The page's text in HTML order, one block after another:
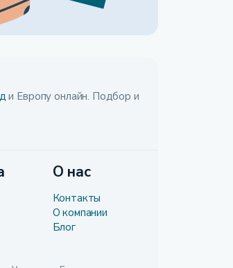
и Европу онлайн. Подбор и
О нас
Контакты
О компании
Блог